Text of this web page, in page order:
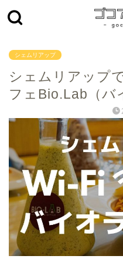
シェムリアップ
シェムリアップ
フェBio.Lab（バ